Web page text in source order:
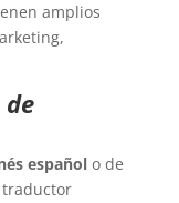
amplios
españolo de
traductor